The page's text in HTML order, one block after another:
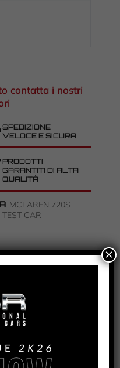
contatta i nostri
SPEDIZIONE
VELOCE E SICURA
PRODOTTI
GARANTITI DI ALTA
QUALITÀ
MCLAREN 720S
TEST CAR
TEST
×